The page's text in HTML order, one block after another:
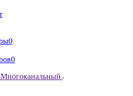
0
0
Многоканальный